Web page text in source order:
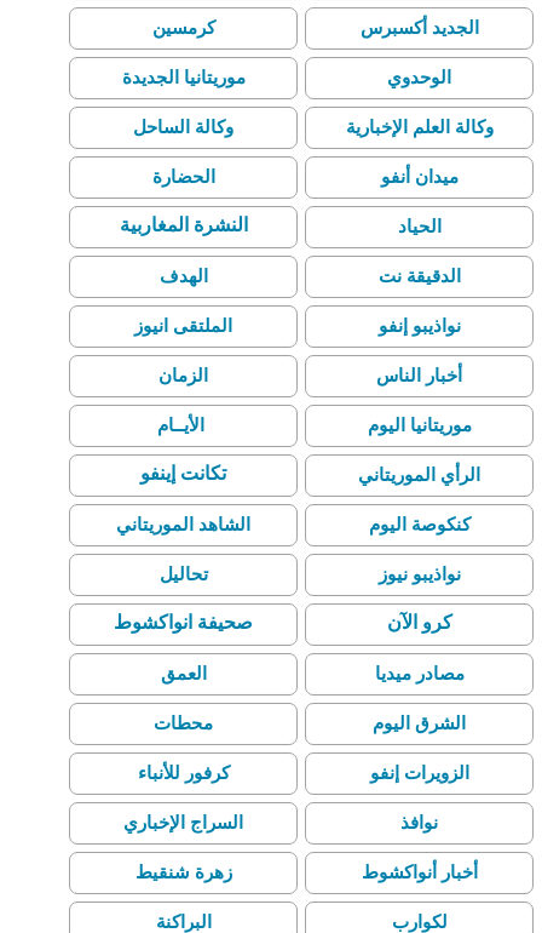
الجديد أكسبرس كرمسين
الوحدوي موريتانيا الجديدة
وكالة العلم الإخبارية وكالة الساحل
ميدان أنفو الحضارة
الحياد النشرة المغاربية
الدقيقة نت الهدف
نواذيبو إنفو الملتقى انيوز
أخبار الناس الزمان
موريتانيا اليوم الأيــام
الرأي الموريتاني تكانت إينفو
كنكوصة اليوم الشاهد الموريتاني
نواذيبو نيوز تحاليل
كرو الآن صحيفة انواكشوط
مصادر ميديا العمق
الشرق اليوم محطات
الزويرات إنفو كرفور للأنباء
نوافذ السراج الإخباري
أخبار أنواكشوط زهرة شنقيط
لكوارب البراكنة